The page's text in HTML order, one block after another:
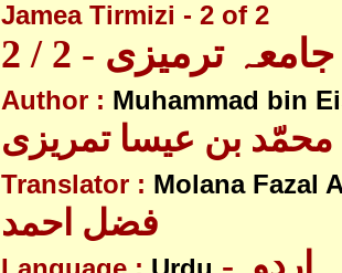
Jamea Tirmizi - 2 of 2
جامعہ ترمیزی - 2 / 2
Author : Muhammad bin
Translator : Molana Fazal
فضل احمد